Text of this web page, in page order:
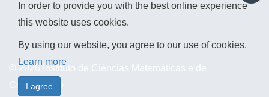
© 2026 Instituto de Ciências Matemáticas e de
Computação
In order to provide you with the best online experience
this website uses cookies.
By using our website, you agree to our use of cookies.
Learn more
I agree